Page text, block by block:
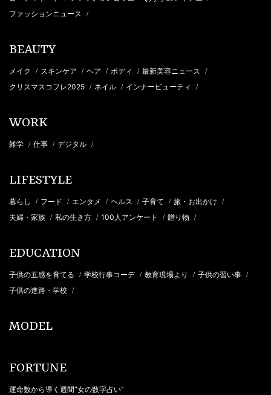
ファッションニュース /
BEAUTY
メイク / スキンケア / ヘア / ボディ / 最新美容ニュース /
クリスマスコフレ2025 / ネイル / インナービューティ /
WORK
雑学 / 仕事 / デジタル /
LIFESTYLE
暮らし / フード / エンタメ / ヘルス / 子育て / 旅・お出かけ /
夫婦・家族 / 私の生き方 / 100人アンケート / 贈り物 /
EDUCATION
子供の五感を育てる / 学校行事コーデ / 教育現場より / 子供の習い事 /
子供の進路・学校 /
MODEL
FORTUNE
運命数から導く週間“女の数字占い”